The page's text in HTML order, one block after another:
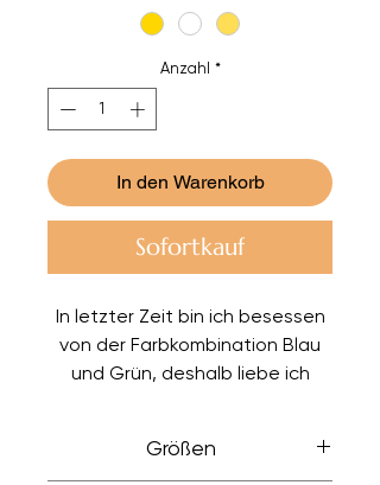
Anzahl *
In den Warenkorb
Sofortkauf
In letzter Zeit bin ich besessen
von der Farbkombination Blau
und Grün, deshalb liebe ich
Futter ist champagnerfarben,
Größen